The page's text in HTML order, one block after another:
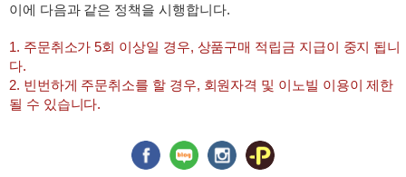
이에 다음과 같은 정책을 시행합니다.
1. 주문취소가 5회 이상일 경우, 상품구매 적립금 지급이 중지 됩니
다.
2. 빈번하게 주문취소를 할 경우, 회원자격 및 이노빌 이용이 제한
될 수 있습니다.